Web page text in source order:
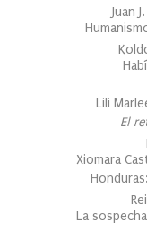
Juan
Lili
El
Xiomara
La